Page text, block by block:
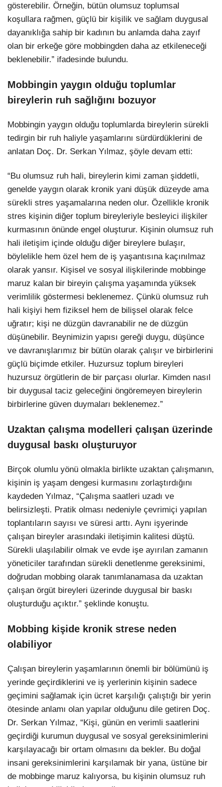
gösterebilir. Örneğin, bütün olumsuz toplumsal
koşullara rağmen, güçlü bir kişilik ve sağlam duygusal
dayanıklığa sahip bir kadının bu anlamda daha zayıf
olan bir erkeğe göre mobbingden daha az etkileneceği
beklenebilir.” ifadesinde bulundu.
Mobbingin yaygın olduğu toplumlar
bireylerin ruh sağlığını bozuyor
Mobbingin yaygın olduğu toplumlarda bireylerin sürekli
tedirgin bir ruh haliyle yaşamlarını sürdürdüklerini de
anlatan Doç. Dr. Serkan Yılmaz, şöyle devam etti:
“Bu olumsuz ruh hali, bireylerin kimi zaman şiddetli,
genelde yaygın olarak kronik yani düşük düzeyde ama
sürekli stres yaşamalarına neden olur. Özellikle kronik
stres kişinin diğer toplum bireyleriyle besleyici ilişkiler
kurmasının önünde engel oluşturur. Kişinin olumsuz ruh
hali iletişim içinde olduğu diğer bireylere bulaşır,
böylelikle hem özel hem de iş yaşantısına kaçınılmaz
olarak yansır. Kişisel ve sosyal ilişkilerinde mobbinge
maruz kalan bir bireyin çalışma yaşamında yüksek
verimlilik göstermesi beklenemez. Çünkü olumsuz ruh
hali kişiyi hem fiziksel hem de bilişsel olarak felce
uğratır; kişi ne düzgün davranabilir ne de düzgün
düşünebilir. Beynimizin yapısı gereği duygu, düşünce
ve davranışlarımız bir bütün olarak çalışır ve birbirlerini
güçlü biçimde etkiler. Huzursuz toplum bireyleri
huzursuz örgütlerin de bir parçası olurlar. Kimden nasıl
bir duygusal taciz geleceğini öngöremeyen bireylerin
birbirlerine güven duymaları beklenemez.”
Uzaktan çalışma modelleri çalışan üzerinde
duygusal baskı oluşturuyor
Birçok olumlu yönü olmakla birlikte uzaktan çalışmanın,
kişinin iş yaşam dengesi kurmasını zorlaştırdığını
kaydeden Yılmaz, “Çalışma saatleri uzadı ve
belirsizleşti. Pratik olması nedeniyle çevrimiçi yapılan
toplantıların sayısı ve süresi arttı. Aynı işyerinde
çalışan bireyler arasındaki iletişimin kalitesi düştü.
Sürekli ulaşılabilir olmak ve evde işe ayırılan zamanın
yöneticiler tarafından sürekli denetlenme gereksinimi,
doğrudan mobbing olarak tanımlanamasa da uzaktan
çalışan örgüt bireyleri üzerinde duygusal bir baskı
oluşturduğu açıktır.” şeklinde konuştu.
Mobbing kişide kronik strese neden
olabiliyor
Çalışan bireylerin yaşamlarının önemli bir bölümünü iş
yerinde geçirdiklerini ve iş yerlerinin kişinin sadece
geçimini sağlamak için ücret karşılığı çalıştığı bir yerin
ötesinde anlamı olan yapılar olduğunu dile getiren Doç.
Dr. Serkan Yılmaz, “Kişi, günün en verimli saatlerini
geçirdiği kurumun duygusal ve sosyal gereksinimlerini
karşılayacağı bir ortam olmasını da bekler. Bu doğal
insani gereksinimlerini karşılamak bir yana, üstüne bir
de mobbinge maruz kalıyorsa, bu kişinin olumsuz ruh